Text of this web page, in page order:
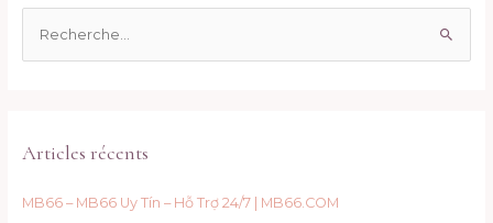
r
h
Articles récents
MB66 – MB66 Uy Tín – Hỗ Trợ 24/7 | MB66.COM